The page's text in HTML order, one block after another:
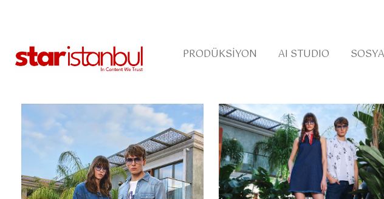
PRODÜKSIYON AI STUDIO